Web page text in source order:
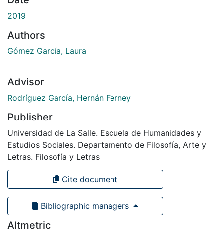
2019
Authors
Gómez García, Laura
Advisor
Rodríguez García, Hernán Ferney
Publisher
Universidad de La Salle. Escuela de Humanidades y
Estudios Sociales. Departamento de Filosofía, Arte y
Letras. Filosofía y Letras
Cite document
Bibliographic managers
Altmetric